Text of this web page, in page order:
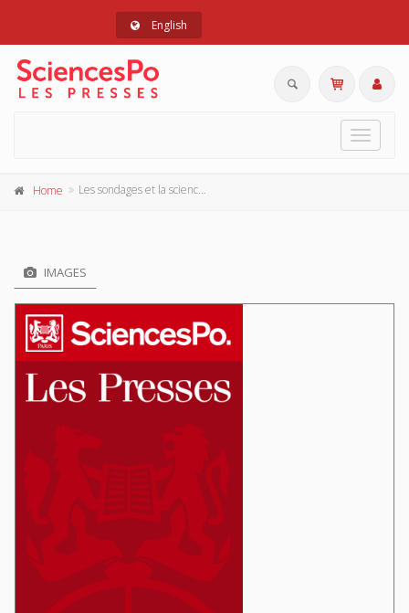
English
Toggle
Home Les sondages et la science politique
IMAGES